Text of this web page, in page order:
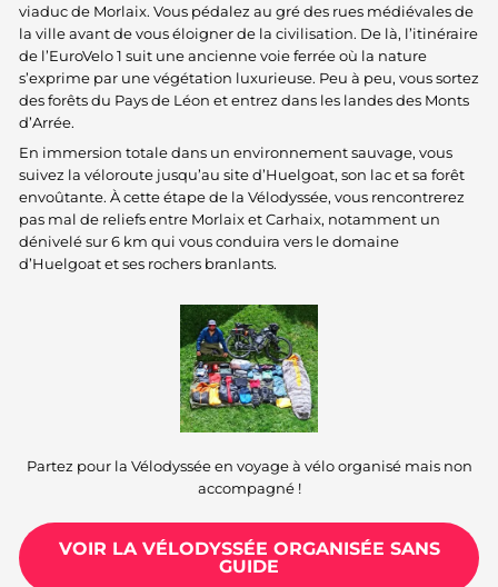
viaduc de Morlaix. Vous pédalez au gré des rues médiévales de
la ville avant de vous éloigner de la civilisation. De là, l’itinéraire
de l’EuroVelo 1 suit une ancienne voie ferrée où la nature
s’exprime par une végétation luxurieuse. Peu à peu, vous sortez
des forêts du Pays de Léon et entrez dans les landes des Monts
d’Arrée.
En immersion totale dans un environnement sauvage, vous
suivez la véloroute jusqu’au site d’Huelgoat, son lac et sa forêt
envoûtante. À cette étape de la Vélodyssée, vous rencontrerez
pas mal de reliefs entre Morlaix et Carhaix, notamment un
dénivelé sur 6 km qui vous conduira vers le domaine
d’Huelgoat et ses rochers branlants.
Partez pour la Vélodyssée en voyage à vélo organisé mais non
accompagné !
VOIR LA VÉLODYSSÉE ORGANISÉE SANS
GUIDE